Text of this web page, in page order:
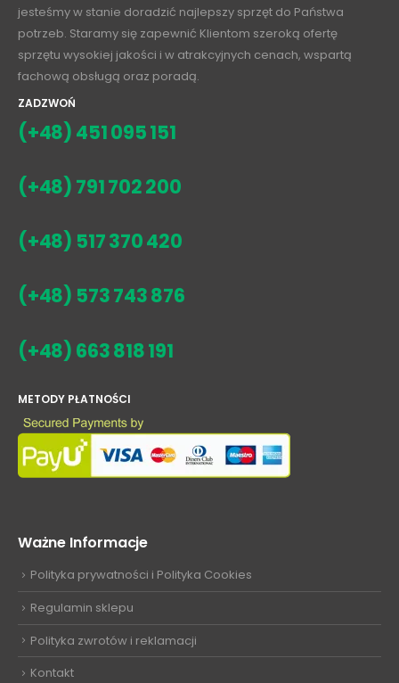
jesteśmy w stanie doradzić najlepszy sprzęt do Państwa
potrzeb. Staramy się zapewnić Klientom szeroką ofertę
sprzętu wysokiej jakości i w atrakcyjnych cenach, wspartą
fachową obsługą oraz poradą.
ZADZWOŃ
(+48) 451 095 151
(+48) 791 702 200
(+48) 517 370 420
(+48) 573 743 876
(+48) 663 818 191
METODY PŁATNOŚCI
Ważne Informacje
Polityka prywatności i Polityka Cookies
Regulamin sklepu
Polityka zwrotów i reklamacji
Kontakt